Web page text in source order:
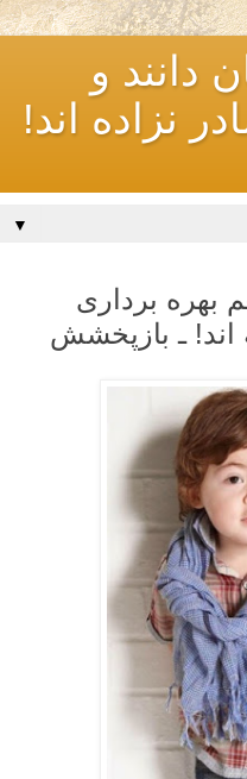
دانند و
نزاده اند!
▼
بهره برداری
اند! ـ بازپخشش